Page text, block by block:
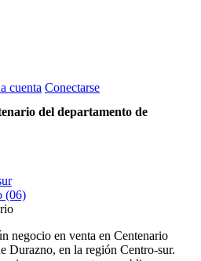
cuenta Conectarse
del departamento de
(06)
negocio en venta en Centenario
Durazno, en la región Centro-sur.